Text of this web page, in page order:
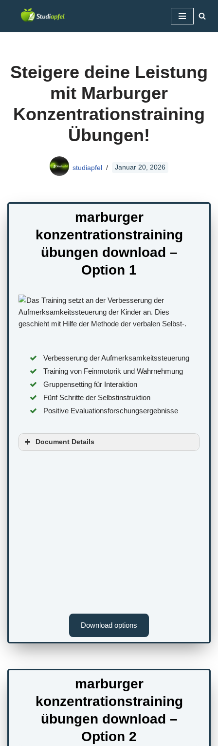
Steigere deine Leistung
mit Marburger
Konzentrationstraining
Übungen!
studiapfel Januar 20, 2026
marburger
konzentrationstraining
übungen download –
Option 1
Verbesserung der Aufmerksamkeitssteuerung
Training von Feinmotorik und Wahrnehmung
Gruppensetting für Interaktion
Fünf Schritte der Selbstinstruktion
Positive Evaluationsforschungsergebnisse
Document Details
Download options
marburger
konzentrationstraining
übungen download –
Option 2